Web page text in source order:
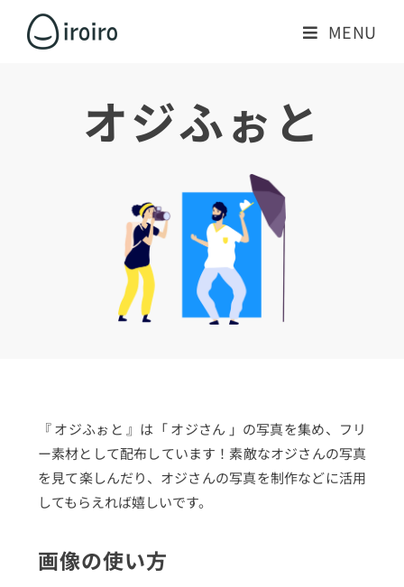
MENU
オジふぉと
『 オジふぉと 』は「 オジさん 」の写真を集め、フリ
ー素材として配布しています！素敵なオジさんの写真
を見て楽しんだり、オジさんの写真を制作などに活用
してもらえれば嬉しいです。
画像の使い方